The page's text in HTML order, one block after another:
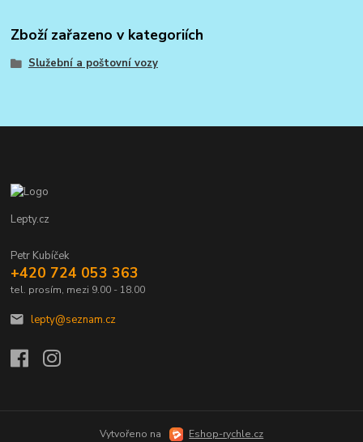
Zboží zařazeno v kategoriích
Služební a poštovní vozy
Lepty.cz
Petr Kubíček
+420 724 053 363
tel. prosím, mezi 9.00 - 18.00
lepty@seznam.cz
Vytvořeno na Eshop-rychle.cz